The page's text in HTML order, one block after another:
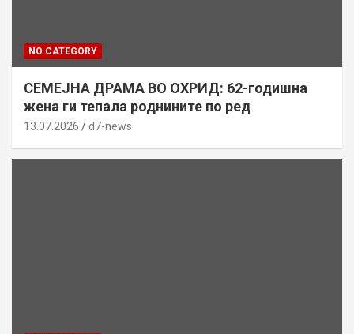
NO CATEGORY
СЕМЕЈНА ДРАМА ВО ОХРИД: 62-годишна
жена ги тепала роднините по ред
13.07.2026 d7-news